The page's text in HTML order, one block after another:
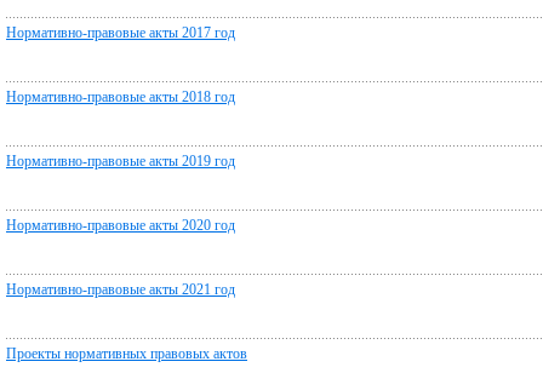
Нормативно-правовые акты 2017 год
Нормативно-правовые акты 2018 год
Нормативно-правовые акты 2019 год
Нормативно-правовые акты 2020 год
Нормативно-правовые акты 2021 год
Проекты нормативных правовых актов